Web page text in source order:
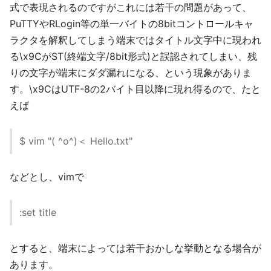
式で表現されるのですがこれには若干の問題があって、
PuTTYやRLogin等の単一バイトの8bitコントロールキャ
ラクタを解釈してしまう端末ではタイトル文字中に現われ
る\x9CがST(終端文字/8bit形式)と誤認されてしまい、残
りの文字が端末にダダ漏れになる、という現象がありま
す。\x9CはUTF-8の2バイト目以降に現れ得るので、たと
えば
$ vim "( ^o^)＜ Hello.txt"
などとし、vimで
:set title
とすると、端末によっては若干おかしな挙動となる場合が
あります。